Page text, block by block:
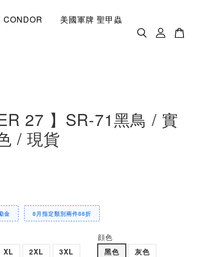
CONDOR 美國軍牌 聖甲蟲
27 】SR-71黑鳥 / 實
/ 現貨
金 8月指定類別兩件88折
XL 2XL 3XL
顔色
黑色
灰色